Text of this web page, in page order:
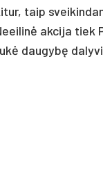
taip
ak­ci­ja tiek
dau­gybę